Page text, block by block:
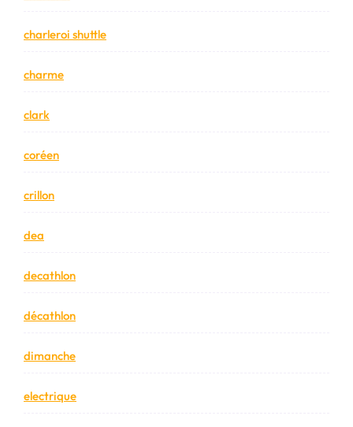
charleroi shuttle
charme
clark
coréen
crillon
dea
decathlon
décathlon
dimanche
electrique